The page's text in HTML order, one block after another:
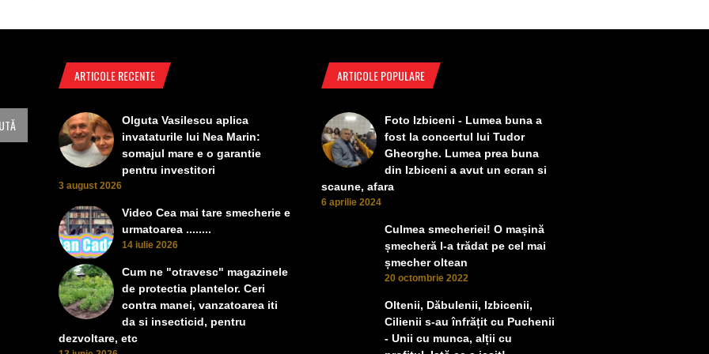
ARTICOLE RECENTE
Olguta Vasilescu aplica
invataturile lui Nea Marin:
somajul mare e o garantie
pentru investitori
3 august 2026
Video Cea mai tare smecherie e
urmatoarea ........
14 iulie 2026
Cum ne "otravesc" magazinele
de protectia plantelor. Ceri
contra manei, vanzatoarea iti
da si insecticid, pentru
dezvoltare, etc
ARTICOLE POPULARE
Foto Izbiceni - Lumea buna a
fost la concertul lui Tudor
Gheorghe. Lumea prea buna
din Izbiceni a avut un ecran si
scaune, afara
6 aprilie 2024
Culmea smecheriei! O mașină
șmecheră l-a trădat pe cel mai
șmecher oltean
20 octombrie 2022
Oltenii, Dăbulenii, Izbicenii,
Cilienii s-au înfrățit cu Puchenii
- Unii cu munca, alții cu